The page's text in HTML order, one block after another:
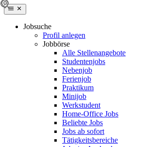
Jobsuche
Profil anlegen
Jobbörse
Alle Stellenangebote
Studentenjobs
Nebenjob
Ferienjob
Praktikum
Minijob
Werkstudent
Home-Office Jobs
Beliebte Jobs
Jobs ab sofort
Tätigkeitsbereiche